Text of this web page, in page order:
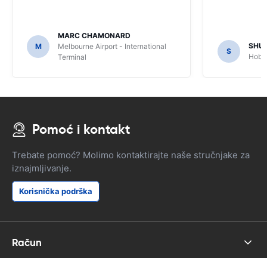
M
MARC CHAMONARD
Melbourne Airport - International
Terminal
S
Pomoć i kontakt
Trebate pomoć? Molimo kontaktirajte naše stručnjake za
iznajmljivanje.
Korisnička podrška
Račun